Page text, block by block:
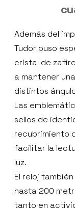
Además del
Tudor puso
cristal de
a mantener
distintos
Las
sellos de
recubrimiento
facilitar la
luz.
El reloj
hasta 200
tanto en